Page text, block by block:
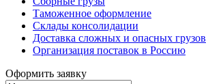
Таможенное оформление
Склады консолидации
Доставка сложных и опасных грузов
Организация поставок в Россию
Оформить заявку